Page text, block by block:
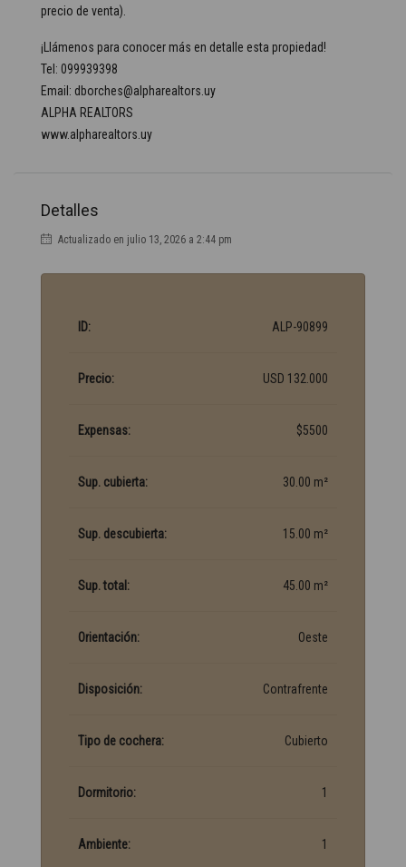
precio de venta).
¡Llámenos para conocer más en detalle esta propiedad!
Tel: 099939398
Email: dborches@alpharealtors.uy
ALPHA REALTORS
www.alpharealtors.uy
Detalles
Actualizado en julio 13, 2026 a 2:44 pm
ID: ALP-90899
Precio: USD 132.000
Expensas: $5500
Sup. cubierta: 30.00 m²
Sup. descubierta: 15.00 m²
Sup. total: 45.00 m²
Orientación: Oeste
Disposición: Contrafrente
Tipo de cochera: Cubierto
Dormitorio: 1
Ambiente: 1